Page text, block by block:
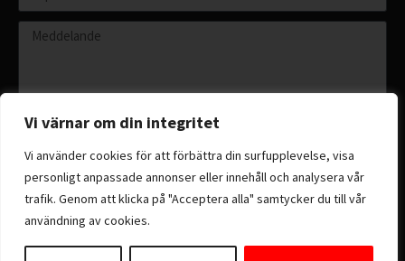
Vi värnar om din integritet
Vi använder cookies för att förbättra din surfupplevelse, visa
personligt anpassade annonser eller innehåll och analysera vår
trafik. Genom att klicka på "Acceptera alla" samtycker du till vår
användning av cookies.
Skicka